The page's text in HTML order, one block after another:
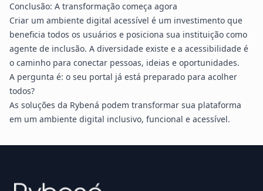
Conclusão: A transformação começa agora
Criar um ambiente digital acessível é um investimento que
beneficia todos os usuários e posiciona sua instituição como
agente de inclusão. A diversidade existe e a acessibilidade é
o caminho para conectar pessoas, ideias e oportunidades.
A pergunta é: o seu portal já está preparado para acolher
todos?
As soluções da Rybená podem transformar sua plataforma
em um ambiente digital inclusivo, funcional e acessível.